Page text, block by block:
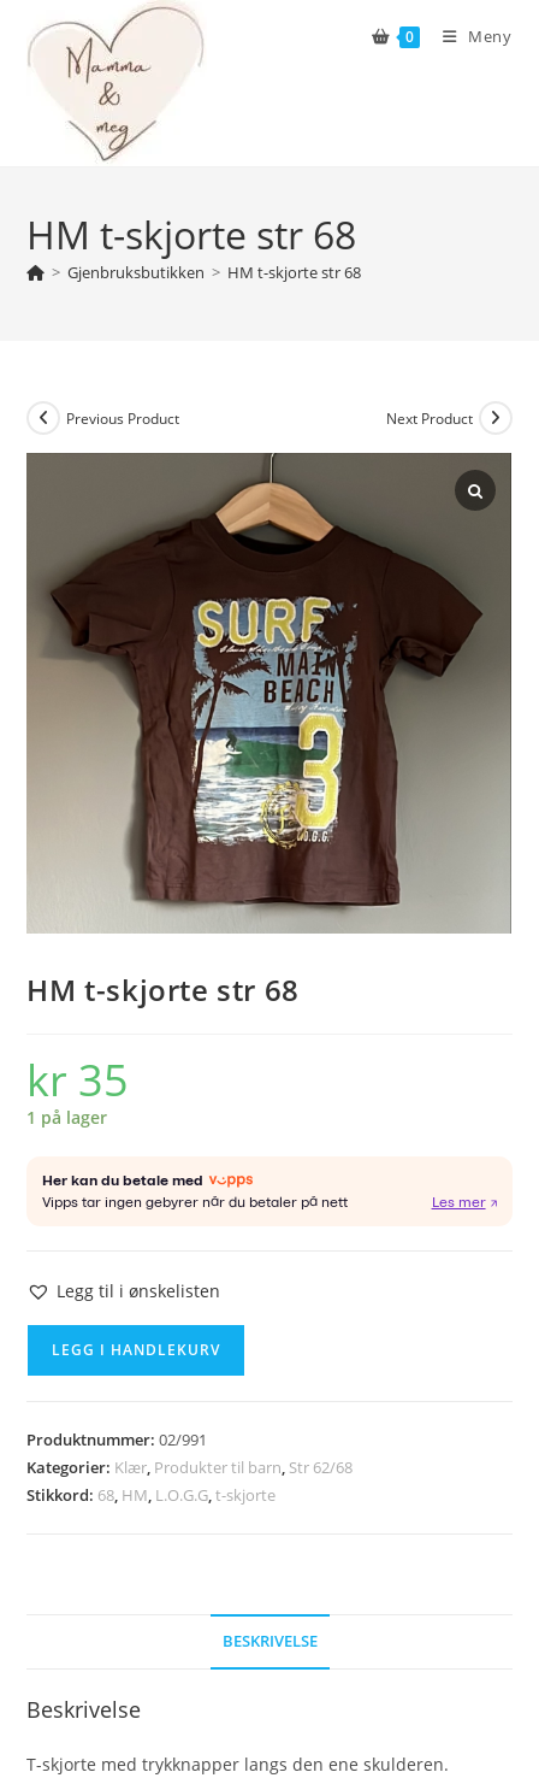
content
0 Meny
HM t-skjorte str 68
> Gjenbruksbutikken > HM t-skjorte str 68
Previous Product Next Product
HM t-skjorte str 68
kr 35
1 på lager
Legg til i ønskelisten
68
antall
LEGG I HANDLEKURV
Produktnummer:02/991
Kategorier: Klær, Produkter til barn, Str 62/68
Stikkord: 68, HM, L.O.G.G,t-skjorte
BESKRIVELSE
Beskrivelse
T-skjorte med trykknapper langs den ene skulderen.